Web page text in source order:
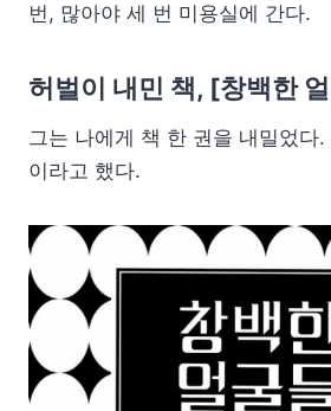
번, 많아야 세 번 미용실에 간다.
허벌이 내민 책, [창백한
그는 나에게 책 한 권을 내밀었다
이라고 했다.